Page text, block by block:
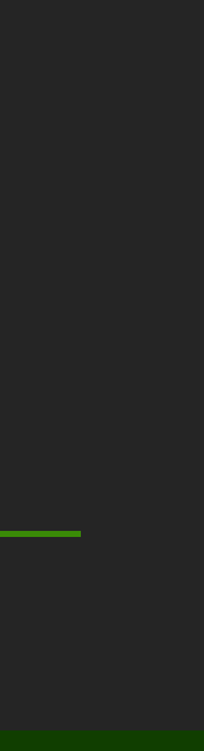
คลิปวิดีโอ
ความปลอดภัย
หม่ไนท์ซาฟารี
จัดซื้อ จัดจ้าง